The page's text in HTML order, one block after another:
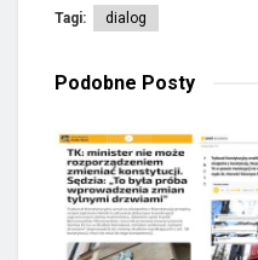
Tagi: dialog
Podobne Posty